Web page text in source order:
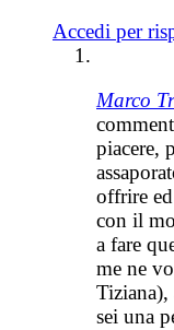
Accedi per
Marco
piacere,
offrire
con il
a fare
me ne
sei una